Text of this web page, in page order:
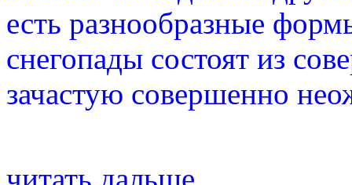
есть разнообразные
снегопады состоят из
зачастую совершенно
читать дальше